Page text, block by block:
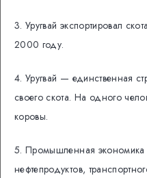
3. Уругвай экспортировал
2000 году.
4. Уругвай — единственная
своего скота. На одного
коровы.
5. Промышленная экономика
нефтепродуктов,